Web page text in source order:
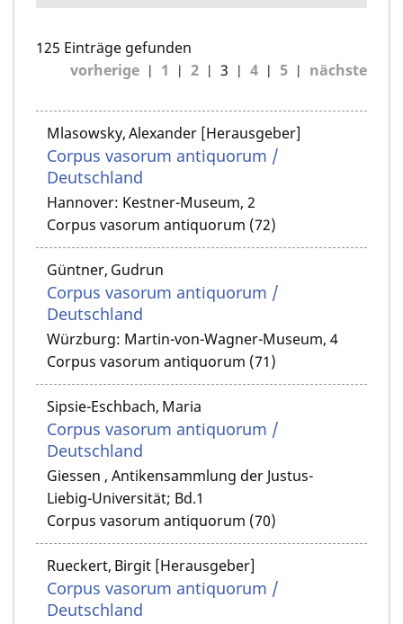
125 Einträge gefunden
vorherige
1 2 3 4 5 nächste
Mlasowsky, Alexander [Herausgeber]
Corpus vasorum antiquorum /
Deutschland
Hannover: Kestner-Museum, 2
Corpus vasorum antiquorum (72)
Güntner, Gudrun
Corpus vasorum antiquorum /
Deutschland
Würzburg: Martin-von-Wagner-Museum, 4
Corpus vasorum antiquorum (71)
Sipsie-Eschbach, Maria
Corpus vasorum antiquorum /
Deutschland
Giessen , Antikensammlung der Justus-
Liebig-Universität; Bd.1
Corpus vasorum antiquorum (70)
Rueckert, Birgit [Herausgeber]
Corpus vasorum antiquorum /
Deutschland